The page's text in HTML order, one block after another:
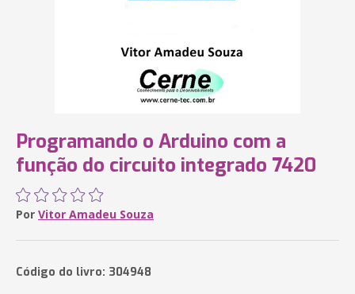
Programando o Arduino com a
função do circuito integrado 7420
Por Vitor Amadeu Souza
Código do livro: 304948